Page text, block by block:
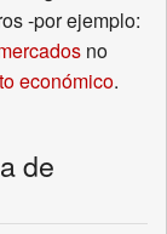
-por ejemplo:
no
económico.
de